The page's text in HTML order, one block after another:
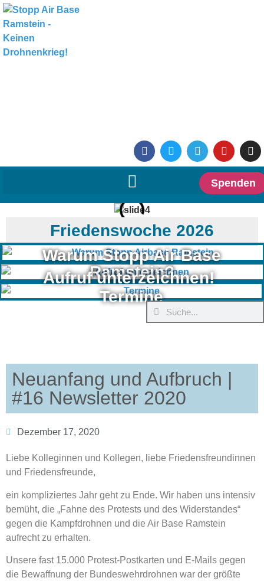
Spenden
Friedenswoche 2026
Warum Stopp Air Base
Ramstein?
Aufruf unterzeichnen!
Termine
Neuanfang und Aufbruch |
#16 Newsletter 2020
Dezember 17, 2020
Liebe Kolleginnen und Kollegen, liebe Friedensfreundinnen
und Friedensfreunde­,
ein kompliziertes Jahr geht zu Ende. Wir haben uns intensiv
bemüht, die „Fahne des Protests und des Widerstandes“
gegen die Kampfdrohnen und die Air Base Ramstein
aufrecht zu erhalten.
Unsere fast 15.000 Protest-Postkarten und E-Mails gegen
die Bewaffnung der Bundeswehrdrohnen war der größte